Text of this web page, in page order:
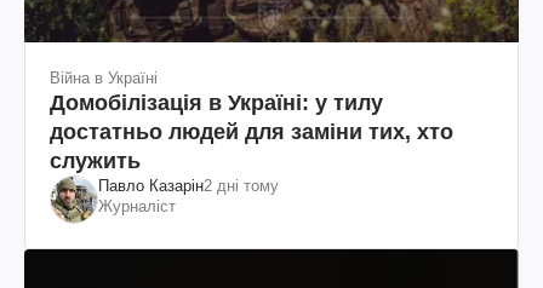
Війна в Україні
Домобілізація в Україні: у тилу
достатньо людей для заміни тих, хто
служить
Павло Казарін2 дні тому
Журналіст